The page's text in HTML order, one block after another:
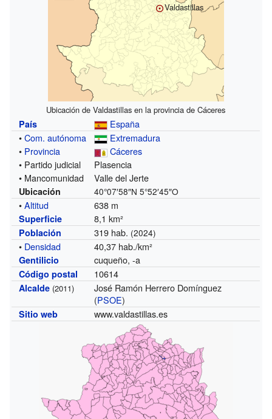
Valdastillas
Ubicación de Valdastillas en la provincia de Cáceres
País
España
•Com. autónoma
Extremadura
• Provincia
Cáceres
• Partido judicial
Plasencia
• Mancomunidad
Valle del Jerte
Ubicación 40°07′58″N 5°52′45″O
•Altitud 638 m
Superficie 8,1 km²
Población 319 hab. (2024)
• Densidad 40,37 hab./km²
Gentilicio cuqueño, -a
Código postal 10614
Alcalde (2011)
José Ramón Herrero Domínguez
(PSOE)
Sitio web www.valdastillas.es